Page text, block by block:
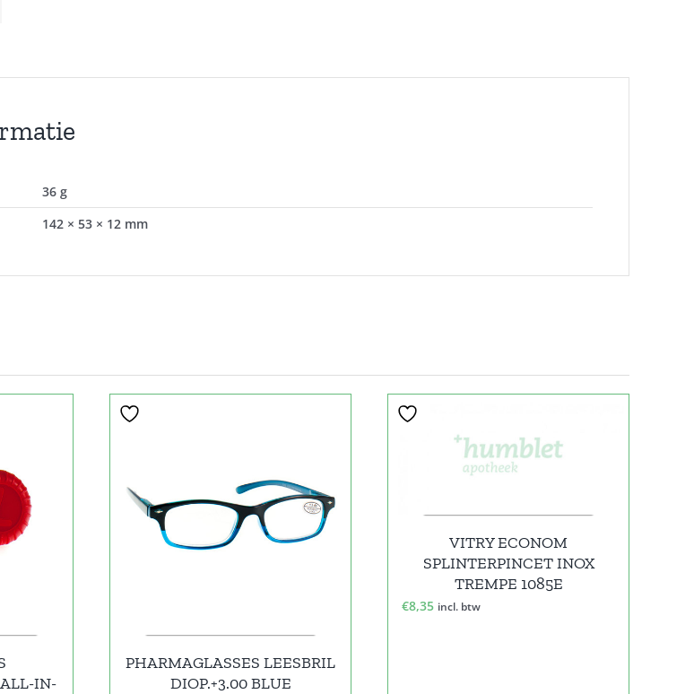
36 g
142 × 53 × 12 mm
IN-
PHARMAGLASSES LEESBRIL
DIOP.+3.00 BLUE
VITRY ECONOM
SPLINTERPINCET INOX
TREMPE 1085E
€8,35 incl. btw